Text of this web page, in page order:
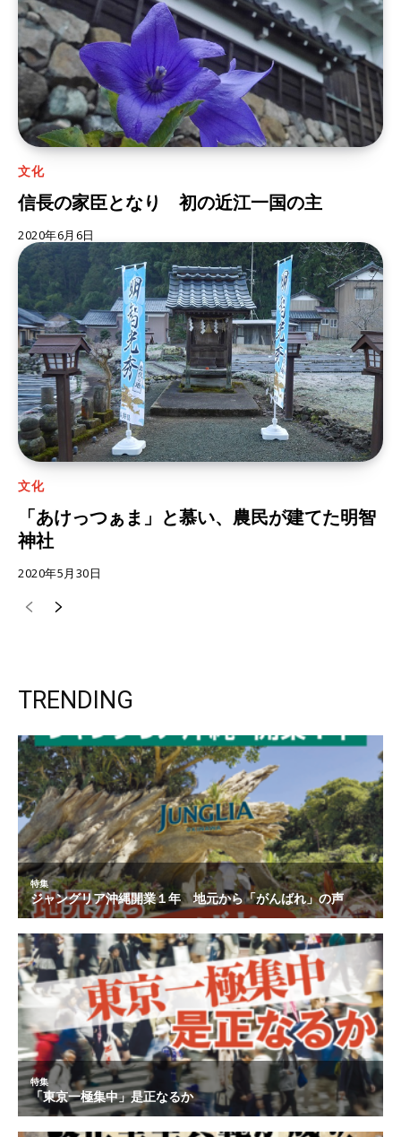
文化
信長の家臣となり 初の近江一国の主
2020年6月6日
文化
「あけっつぁま」と慕い、農民が建てた明智
神社
2020年5月30日
TRENDING